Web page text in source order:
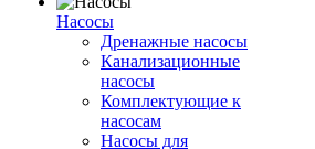
Насосы
Дренажные насосы
Канализационные
насосы
Комплектующие к
насосам
Насосы для